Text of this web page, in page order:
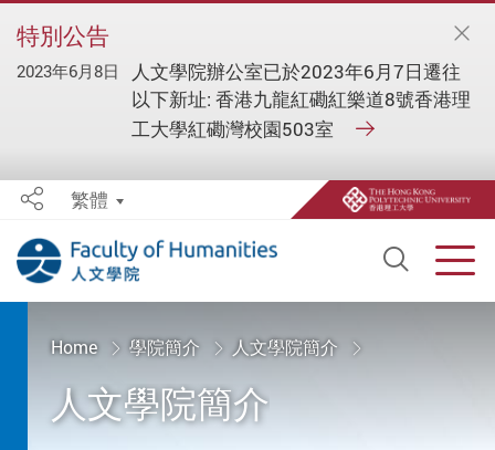
特別公告
2023年6月8日
人文學院辦公室已於2023年6月7日遷往
以下新址: 香港九龍紅磡紅樂道8號香港理
工大學紅磡灣校園503室
Open
Share繁體
Home 學院簡介 人文學院簡介
人文學院簡介